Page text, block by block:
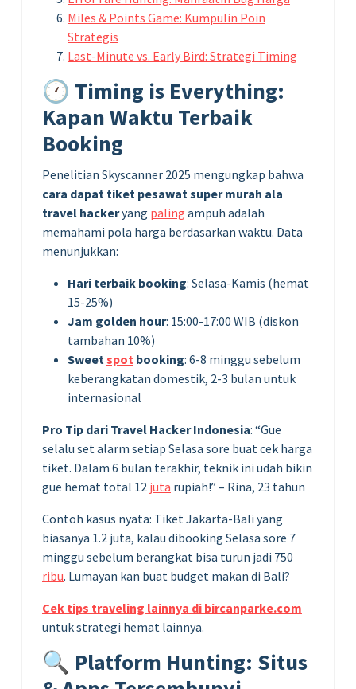
Miles & Points Game: Kumpulin Poin
Strategis
Last-Minute vs. Early Bird: Strategi Timing
🕐 Timing is Everything:
Kapan Waktu Terbaik
Booking
Penelitian Skyscanner 2025 mengungkap bahwa
cara dapat tiket pesawat super murah ala
travel hackeryang paling ampuh adalah
memahami pola harga berdasarkan waktu. Data
menunjukkan:
Hari terbaik booking: Selasa-Kamis (hemat
15-25%)
Jam golden hour: 15:00-17:00 WIB (diskon
tambahan 10%)
Sweet spot booking: 6-8 minggu sebelum
keberangkatan domestik, 2-3 bulan untuk
internasional
Pro Tip dari Travel Hacker Indonesia: “Gue
selalu set alarm setiap Selasa sore buat cek harga
tiket. Dalam 6 bulan terakhir, teknik ini udah bikin
gue hemat total 12 juta rupiah!” – Rina, 23 tahun
Contoh kasus nyata: Tiket Jakarta-Bali yang
biasanya 1.2 juta, kalau dibooking Selasa sore 7
minggu sebelum berangkat bisa turun jadi 750
ribu. Lumayan kan buat budget makan di Bali?
Cek tips traveling lainnya di bircanparke.com
untuk strategi hemat lainnya.
🔍 Platform Hunting: Situs